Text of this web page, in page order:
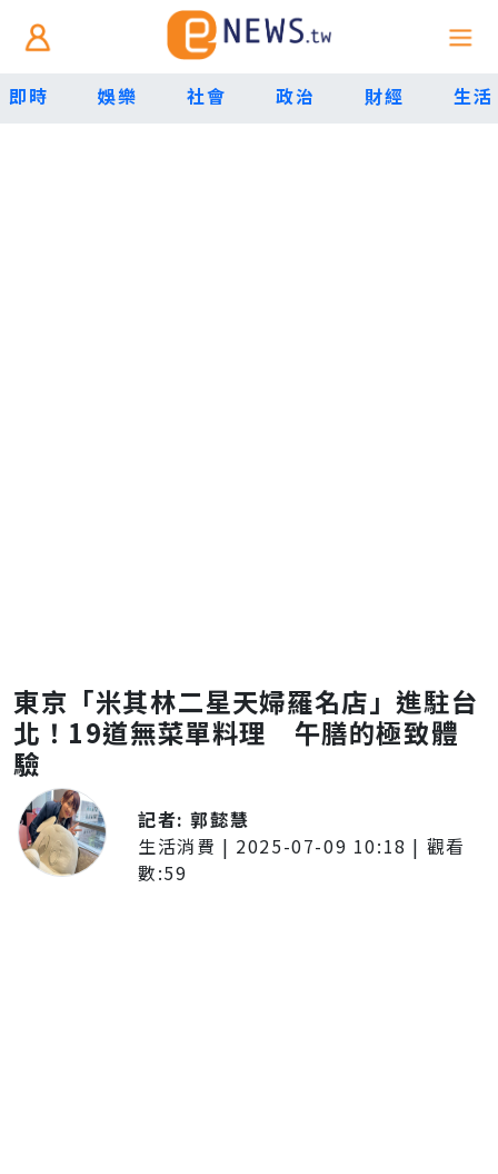
即時 娛樂 社會 政治 財經 生活
東京「米其林二星天婦羅名店」進駐台
北！19道無菜單料理 午膳的極致體
驗
記者:郭懿慧
生活消費 | 2025-07-09 10:18 | 觀看
數:59